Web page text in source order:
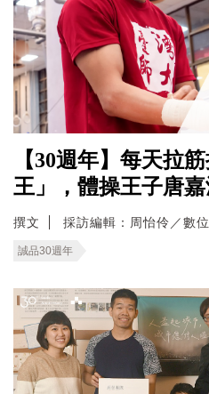
【30週年】每天拉
王」，體操王子唐
撰文 採訪編輯：周怡伶／數
誠品30週年